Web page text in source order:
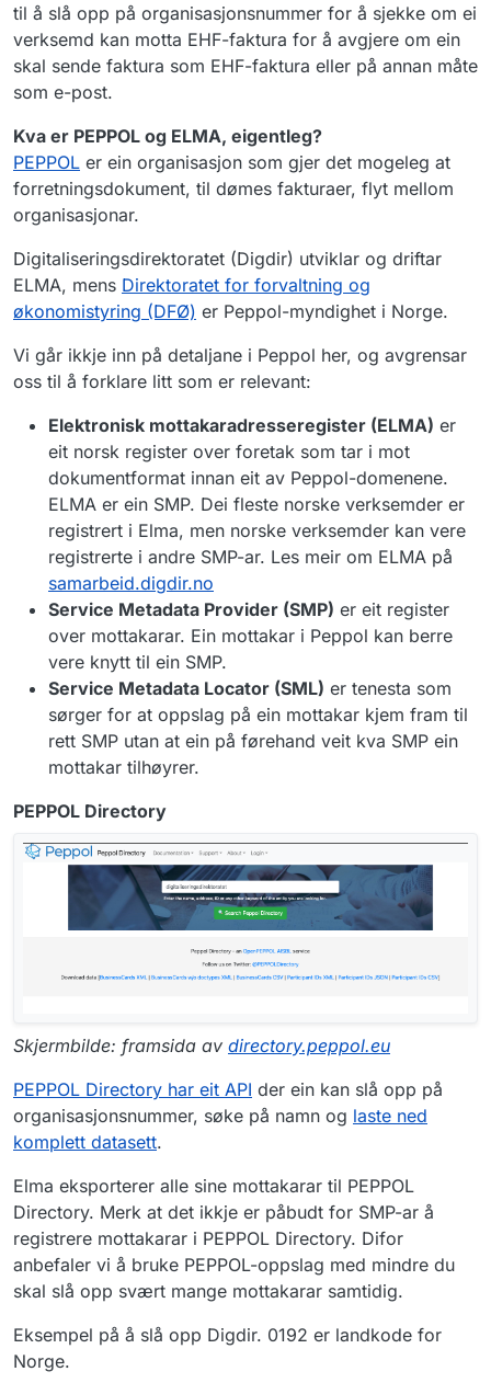
til å slå opp på organisasjonsnummer for å sjekke om ei
verksemd kan motta EHF-faktura for å avgjere om ein
skal sende faktura som EHF-faktura eller på annan måte
som e-post.
Kva er PEPPOL og ELMA, eigentleg?
PEPPOL er ein organisasjon som gjer det mogeleg at
forretningsdokument, til dømes fakturaer, flyt mellom
organisasjonar.
Digitaliseringsdirektoratet (Digdir) utviklar og driftar
ELMA, mens Direktoratet for forvaltning og
økonomistyring (DFØ) er Peppol-myndighet i Norge.
Vi går ikkje inn på detaljane i Peppol her, og avgrensar
oss til å forklare litt som er relevant:
Elektronisk mottakaradresseregister (ELMA) er
eit norsk register over foretak som tar i mot
dokumentformat innan eit av Peppol-domenene.
ELMA er ein SMP. Dei fleste norske verksemder er
registrert i Elma, men norske verksemder kan vere
registrerte i andre SMP-ar. Les meir om ELMA på
samarbeid.digdir.no
Service Metadata Provider (SMP) er eit register
over mottakarar. Ein mottakar i Peppol kan berre
vere knytt til ein SMP.
Service Metadata Locator (SML) er tenesta som
sørger for at oppslag på ein mottakar kjem fram til
rett SMP utan at ein på førehand veit kva SMP ein
mottakar tilhøyrer.
PEPPOL Directory
Skjermbilde: framsida av directory.peppol.eu
PEPPOL Directory har eit API der ein kan slå opp på
organisasjonsnummer, søke på namn og laste ned
komplett datasett.
Elma eksporterer alle sine mottakarar til PEPPOL
Directory. Merk at det ikkje er påbudt for SMP-ar å
registrere mottakarar i PEPPOL Directory. Difor
anbefaler vi å bruke PEPPOL-oppslag med mindre du
skal slå opp svært mange mottakarar samtidig.
Eksempel på å slå opp Digdir. 0192 er landkode for
Norge.